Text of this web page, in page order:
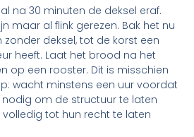
na 30 minuten de deksel eraf.
maar al flink gerezen. Bak het nu
zonder deksel, tot de korst een
heeft. Laat het brood na het
op een rooster. Dit is misschien
wacht minstens een uur voordat
nodig om de structuur te laten
tot hun recht te laten